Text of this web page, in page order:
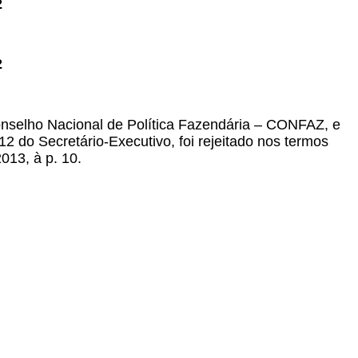
Nacional de Política Fazendária – CONFAZ, e
do Secretário-Executivo, foi rejeitado nos termos
à p. 10.